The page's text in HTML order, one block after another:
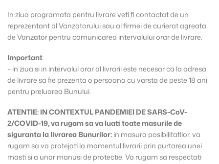
In ziua programata pentru livrare veti fi contactat de un
reprezentant al Vanzatorului sau al firmei de curierat agreata
de Vanzator pentru comunicarea intervalului orar de livrare.
Important:
– in ziua si in intervalul orar al livrarii este necesar ca la adresa
de livrare sa fie prezenta o persoana cu varsta de peste 18 ani
pentru preluarea Bunului.
ATENTIE: IN CONTEXTUL PANDEMIEI DE SARS-CoV-
2/COVID-19, va rugam sa va luati toate masurile de
siguranta la livrarea Bunurilor:in masura posibilitatilor, va
rugam sa va protejati la momentul livrarii prin purtarea unei
masti si a unor manusi de protectie. Va rugam sa respectati